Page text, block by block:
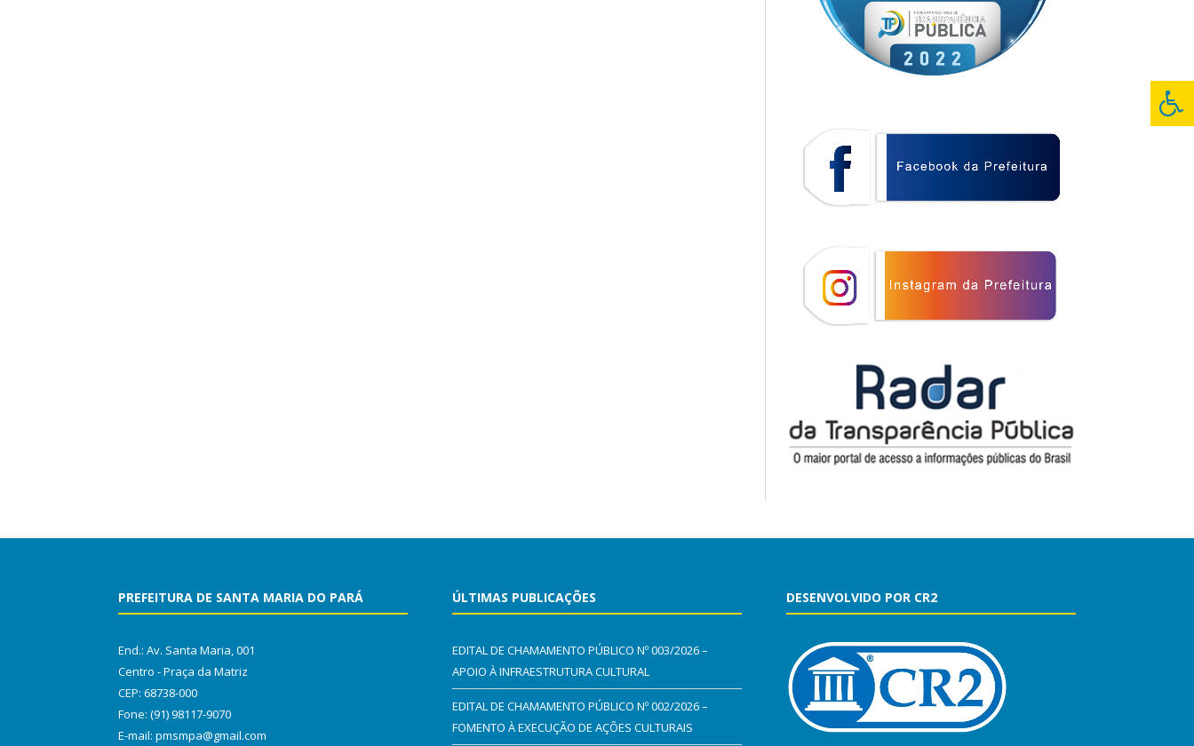
PREFEITURA DE SANTA MARIA DO PARÁ
End.: Av. Santa Maria, 001
Centro - Praça da Matriz
CEP: 68738-000
Fone: (91) 98117-9070
E-mail: pmsmpa@gmail.com
ÚLTIMAS PUBLICAÇÕES
EDITAL DE CHAMAMENTO PÚBLICO Nº 003/2026 –
APOIO À INFRAESTRUTURA CULTURAL
EDITAL DE CHAMAMENTO PÚBLICO Nº 002/2026 –
FOMENTO À EXECUÇÃO DE AÇÕES CULTURAIS
DESENVOLVIDO POR CR2